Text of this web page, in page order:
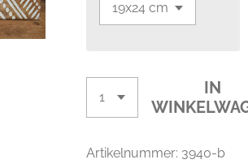
IN
Artikelnummer: 3940-b